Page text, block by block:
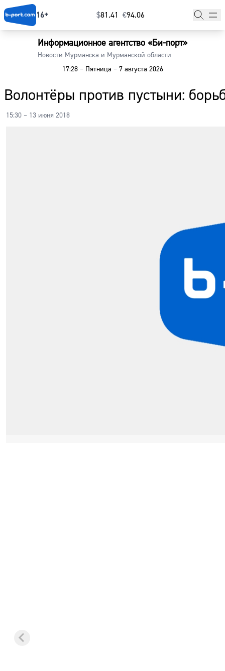
16+ $⁠81.41 €⁠94.06
Информационное агентство «Би-порт»
Новости Мурманска и Мурманской области
17:28 –Пятница –7 августа 2026
Волонтёры против пустыни:
15:30 – 13 июня 2018
Главная
Наши гости